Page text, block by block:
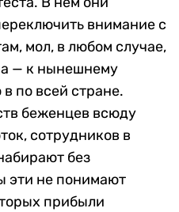
внимание с
мол, в любом случае,
— к нынешнему
по всей стране.
беженцев всюду
сотрудников в
без
эти не понимают
прибыли